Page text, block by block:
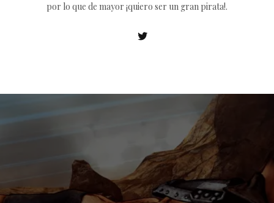
por lo que de mayor ¡quiero ser un gran pirata!.